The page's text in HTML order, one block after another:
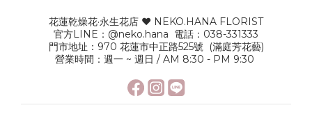
花蓮乾燥花·永生花店 ♥ NEKO.HANA FLORIST
官方LINE： @neko.hana 電話：038-331333
門市地址：970 花蓮市中正路525號 (滿庭芳花藝)
營業時間：週一 ~ 週日 / AM 8:30 - PM 9:30